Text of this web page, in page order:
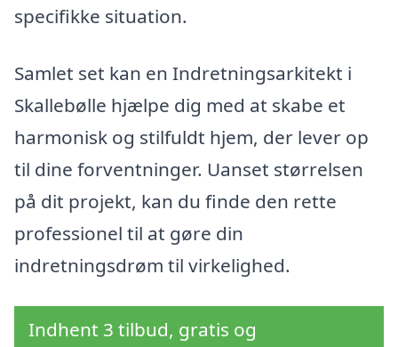
specifikke situation.
Samlet set kan en Indretningsarkitekt i
Skallebølle hjælpe dig med at skabe et
harmonisk og stilfuldt hjem, der lever op
til dine forventninger. Uanset størrelsen
på dit projekt, kan du finde den rette
professionel til at gøre din
indretningsdrøm til virkelighed.
Indhent 3 tilbud, gratis og